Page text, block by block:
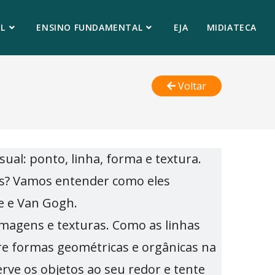
ENSINO FUNDAMENTAL EJA MIDIATECA
Voltar
ponto, linha, forma e textura.
Vamos entender como eles
Van Gogh.
e texturas. Como as linhas
formas geométricas e orgânicas na
os objetos ao seu redor e tente